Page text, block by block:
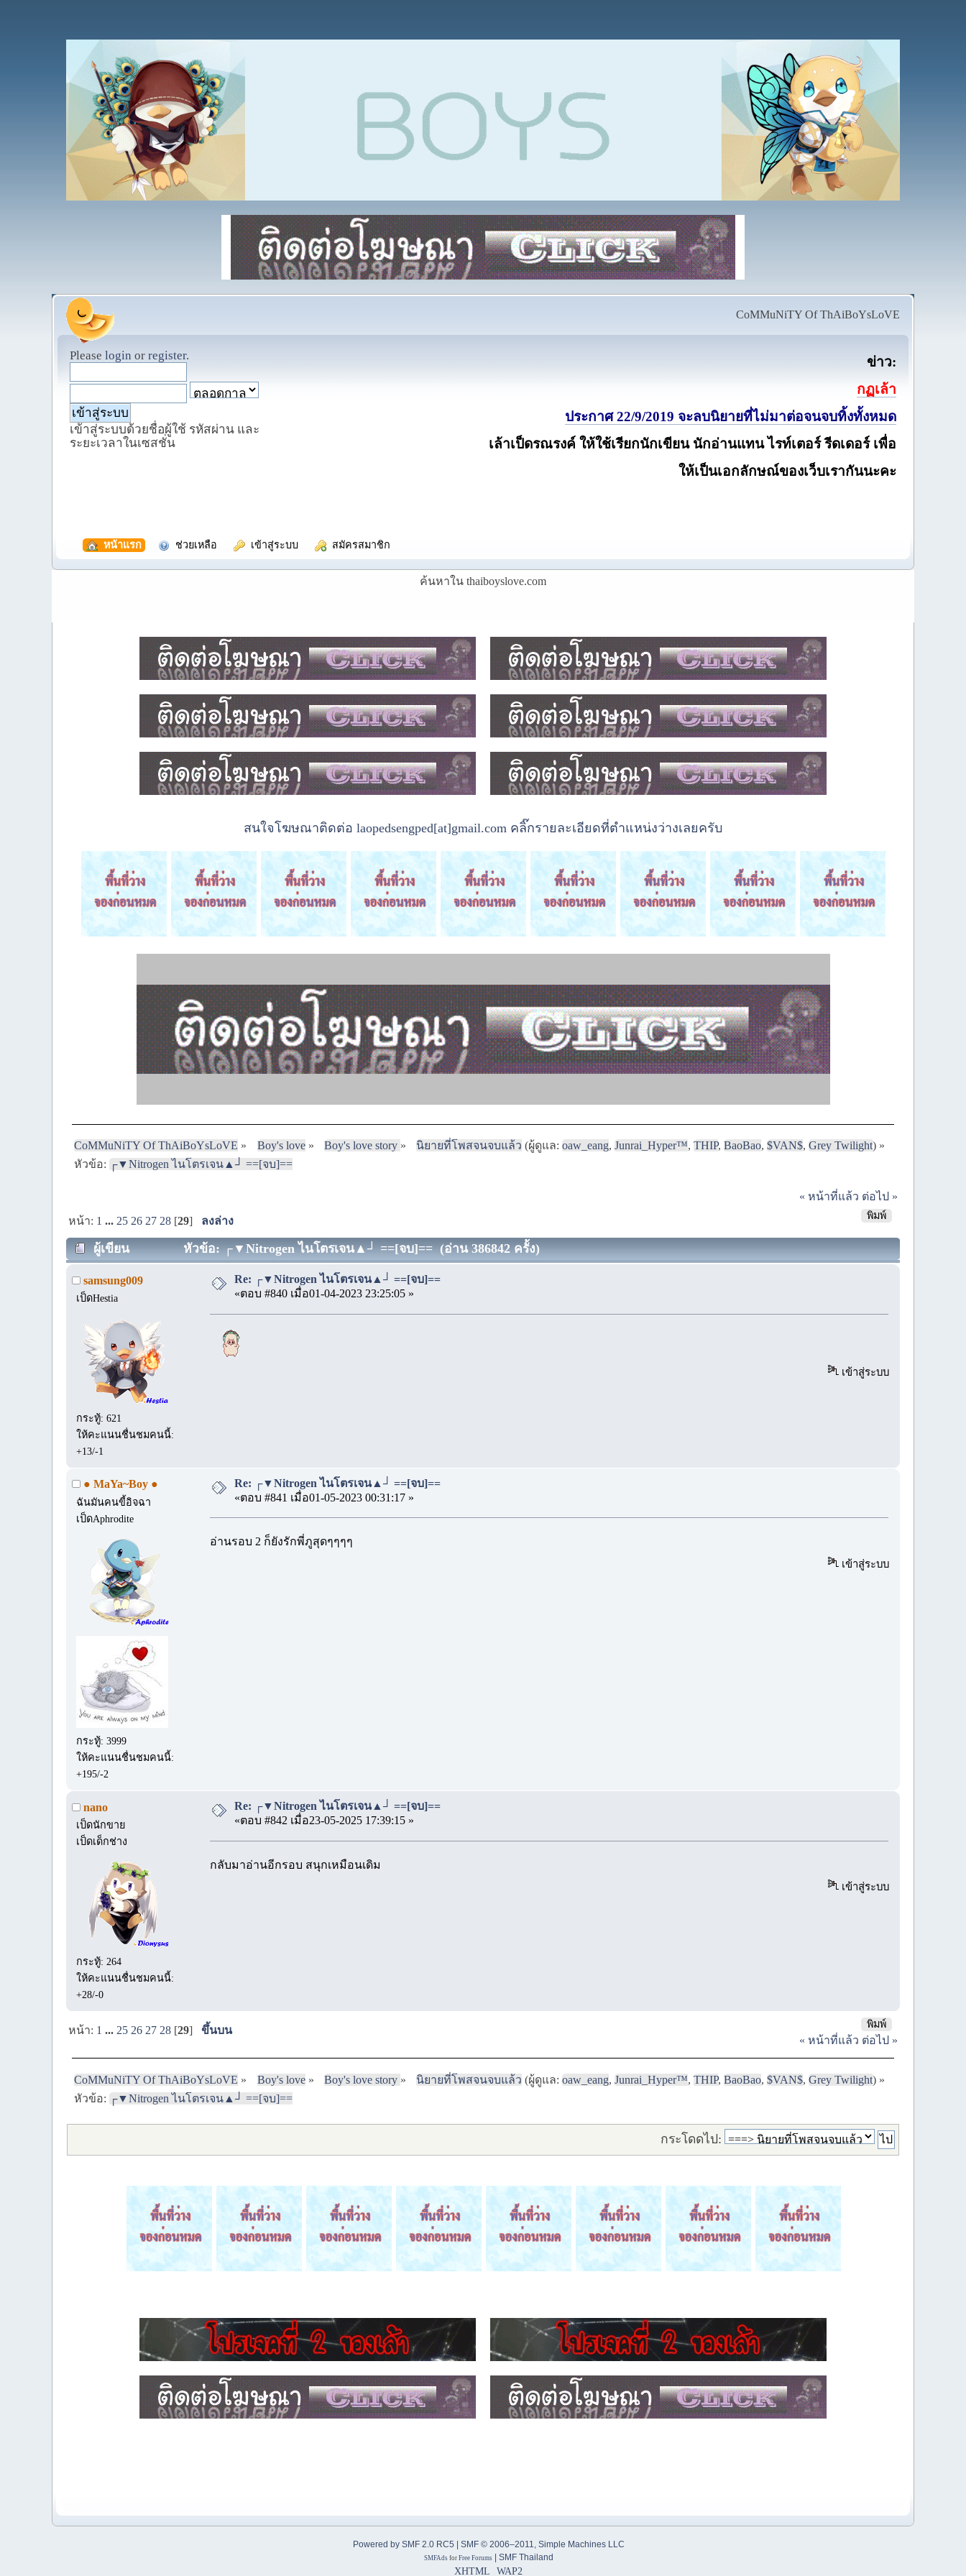
CoMMuNiTY Of ThAiBoYsLoVE
Please login or register.
เข้าสู่ระบบด้วยชื่อผู้ใช้ รหัสผ่าน และ
ระยะเวลาในเซสชั่น
ข่าว:
กฏเล้า
ประกาศ 22/9/2019 จะลบนิยายที่ไม่มาต่อจนจบทิ้งทั้งหมด
เล้าเป็ดรณรงค์ ให้ใช้เรียกนักเขียน นักอ่านแทน ไรท์เตอร์ รีดเดอร์ เพื่อ
ให้เป็นเอกลักษณ์ของเว็บเรากันนะคะ
หน้าแรก ช่วยเหลือ เข้าสู่ระบบ สมัครสมาชิก
ค้นหาใน thaiboyslove.com
สนใจโฆษณาติดต่อ laopedsengped[at]gmail.com คลิ๊กรายละเอียดที่ตำแหน่งว่างเลยครับ
CoMMuNiTY Of ThAiBoYsLoVE » Boy's love» Boy's love story » นิยายที่โพสจนจบแล้ว (ผู้ดูแล:oaw_eang,Junrai_Hyper™,THIP,BaoBao,$VAN$,Grey Twilight) »
หัวข้อ: ┌▼Nitrogen ไนโตรเจน▲┘ ==[จบ]==
« หน้าที่แล้ว ต่อไป »
พิมพ์
หน้า: 1 ... 25 26 27 28 [29] ลงล่าง
ผู้เขียน หัวข้อ: ┌▼Nitrogen ไนโตรเจน▲┘ ==[จบ]== (อ่าน 386842 ครั้ง)
samsung009
เป็ดHestia
กระทู้: 621
ให้คะแนนชื่นชมคนนี้:
+13/-1
Re: ┌▼Nitrogen ไนโตรเจน▲┘ ==[จบ]==
«ตอบ #840 เมื่อ01-04-2023 23:25:05 »
เข้าสู่ระบบ
● MaYa~Boy ●
ฉันมันคนขี้อิจฉา
เป็ดAphrodite
กระทู้: 3999
ให้คะแนนชื่นชมคนนี้:
+195/-2
Re: ┌▼Nitrogen ไนโตรเจน▲┘ ==[จบ]==
«ตอบ #841 เมื่อ01-05-2023 00:31:17 »
อ่านรอบ 2 ก็ยังรักพี่ภูสุดๆๆๆๆ
เข้าสู่ระบบ
nano
เป็ดนักขาย
เป็ดเด็กช่าง
กระทู้: 264
ให้คะแนนชื่นชมคนนี้:
+28/-0
Re: ┌▼Nitrogen ไนโตรเจน▲┘ ==[จบ]==
«ตอบ #842 เมื่อ23-05-2025 17:39:15 »
กลับมาอ่านอีกรอบ สนุกเหมือนเดิม
เข้าสู่ระบบ
พิมพ์
หน้า: 1 ... 25 26 27 28 [29]ขึ้นบน
« หน้าที่แล้ว ต่อไป »
CoMMuNiTY Of ThAiBoYsLoVE » Boy's love» Boy's love story » นิยายที่โพสจนจบแล้ว (ผู้ดูแล:oaw_eang,Junrai_Hyper™,THIP,BaoBao,$VAN$,Grey Twilight) »
หัวข้อ: ┌▼Nitrogen ไนโตรเจน▲┘ ==[จบ]==
กระโดดไป:
Powered by SMF 2.0 RC5 SMF © 2006–2011, Simple Machines LLC
SMFAdsfor Free Forums| SMF Thailand
XHTML WAP2